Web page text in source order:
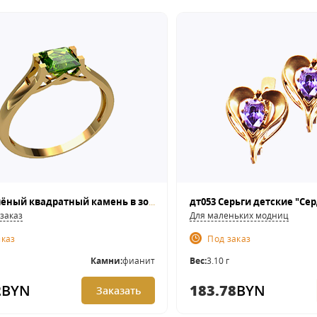
кц254 Зелёный квадратный камень в золотом кольце.
Камни:фианит
BYN Заказать
дт053 Серьги детские
Для маленьких модниц
Под заказ
Вес:3.10 г
183.78BYN